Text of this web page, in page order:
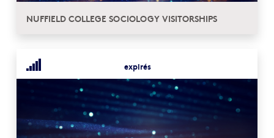
NUFFIELD COLLEGE SOCIOLOGY VISITORSHIPS
expirés